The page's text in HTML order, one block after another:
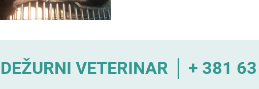
DEŽURNI VETERINAR │ + 381